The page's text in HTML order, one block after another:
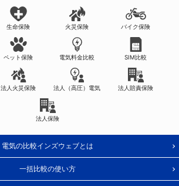
生命保険 火災保険 バイク保険
ペット保険 電気料金比較 SIM比較
法人火災保険 法人（高圧）電気 法人賠責保険
法人保険
電気の比較インズウェブとは
一括比較の使い方